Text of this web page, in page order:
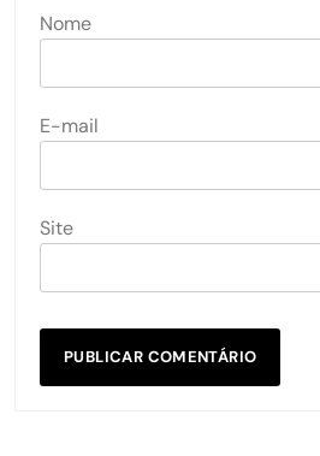
Nome
E-mail
Site